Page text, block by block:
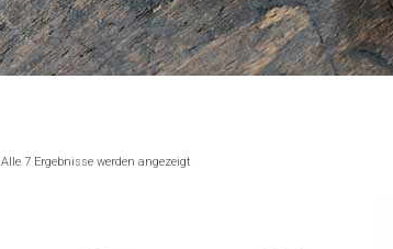
Alle 7 Ergebnisse werden angezeigt